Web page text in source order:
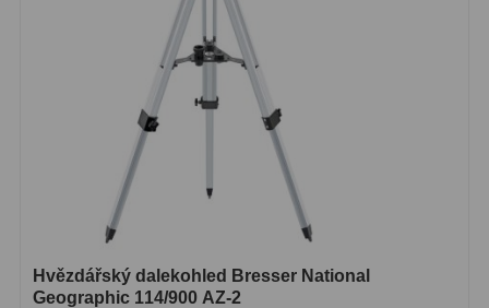
Hvězdářský dalekohled Bresser National
Geographic 114/900 AZ-2